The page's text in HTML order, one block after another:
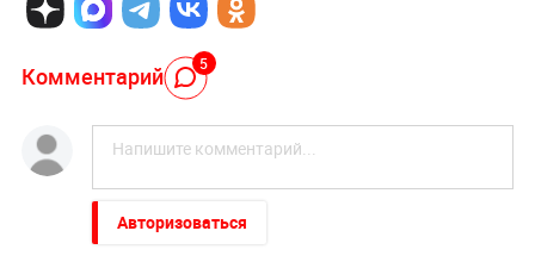
Комментарий 5
Авторизоваться